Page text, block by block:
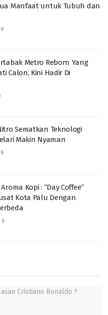
Manfaat untuk Tubuh dan
0
Metro Reborn Yang
Calon, Kini Hadir Di
Sematkan Teknologi
Makin Nyaman
0
Kopi : “Day Coffee”
Kota Palu Dengan
0